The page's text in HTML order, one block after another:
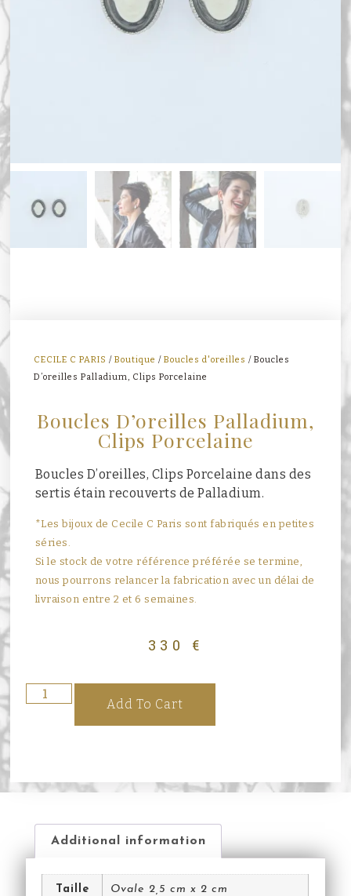
CECILE C PARIS /Boutique /Boucles d'oreilles / Boucles
D’oreilles Palladium, Clips Porcelaine
Boucles D’oreilles Palladium,
Clips Porcelaine
Boucles D’oreilles, Clips Porcelaine dans des
sertis étain recouverts de Palladium.
*Les bijoux de Cecile C Paris sont fabriqués en petites
séries.
Si le stock de votre référence préférée se termine,
nous pourrons relancer la fabrication avec un délai de
livraison entre 2 et 6 semaines.
330 €
Add To Cart
Additional information
Taille Ovale 2,5 cm x 2 cm